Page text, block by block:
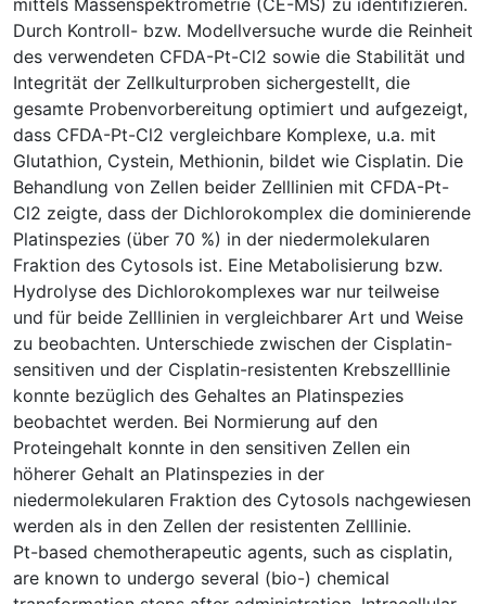
Durch Kontroll- bzw. Modellversuche wurde die Reinheit
des verwendeten CFDA-Pt-Cl2 sowie die Stabilität und
Integrität der Zellkulturproben sichergestellt, die
gesamte Probenvorbereitung optimiert und aufgezeigt,
dass CFDA-Pt-Cl2 vergleichbare Komplexe, u.a. mit
Glutathion, Cystein, Methionin, bildet wie Cisplatin. Die
Behandlung von Zellen beider Zelllinien mit CFDA-Pt-
Cl2 zeigte, dass der Dichlorokomplex die dominierende
Platinspezies (über 70 %) in der niedermolekularen
Fraktion des Cytosols ist. Eine Metabolisierung bzw.
Hydrolyse des Dichlorokomplexes war nur teilweise
und für beide Zelllinien in vergleichbarer Art und Weise
zu beobachten. Unterschiede zwischen der Cisplatin-
sensitiven und der Cisplatin-resistenten Krebszelllinie
konnte bezüglich des Gehaltes an Platinspezies
beobachtet werden. Bei Normierung auf den
Proteingehalt konnte in den sensitiven Zellen ein
höherer Gehalt an Platinspezies in der
niedermolekularen Fraktion des Cytosols nachgewiesen
werden als in den Zellen der resistenten Zelllinie.
Pt-based chemotherapeutic agents, such as cisplatin,
are known to undergo several (bio-) chemical